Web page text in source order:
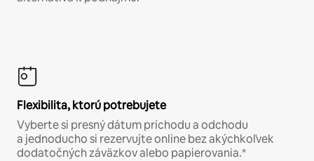
Flexibilita, ktorú potrebujete
Vyberte si presný dátum príchodu a odchodu
a jednoducho si rezervujte online bez akýchkoľvek
dodatočných záväzkov alebo papierovania.*